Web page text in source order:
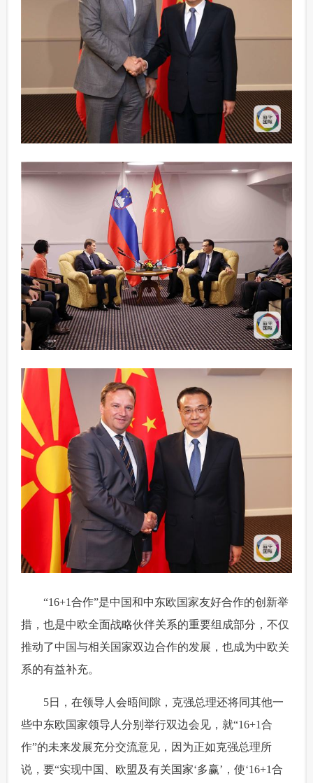
“16+1合作”是中国和中东欧国家友好合作的创新举
措，也是中欧全面战略伙伴关系的重要组成部分，不仅
推动了中国与相关国家双边合作的发展，也成为中欧关
系的有益补充。
5日，在领导人会晤间隙，克强总理还将同其他一
些中东欧国家领导人分别举行双边会见，就“16+1合
作”的未来发展充分交流意见，因为正如克强总理所
说，要“实现中国、欧盟及有关国家‘多赢’，使‘16+1合